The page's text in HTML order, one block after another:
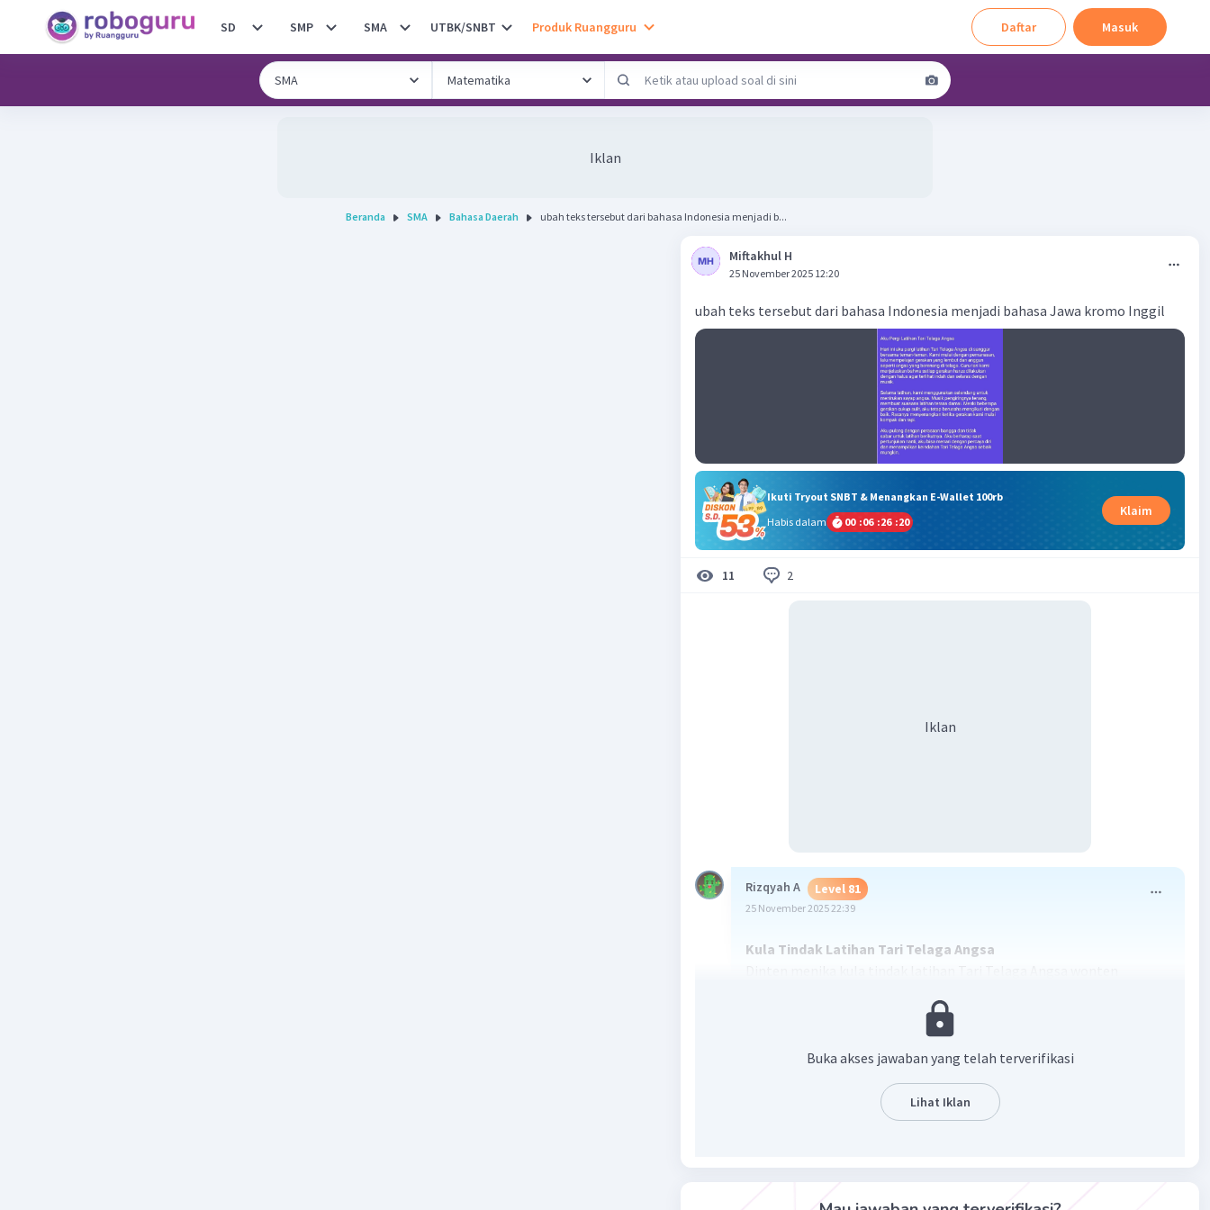
SD SMP SMA UTBK/SNBT Produk Ruangguru Daftar Masuk
Iklan
Beranda SMA Bahasa Daerah ubah teks tersebut dari bahasa Indonesia menjadi b...
Miftakhul H
25 November 2025 12:20
ubah teks tersebut dari bahasa Indonesia menjadi bahasa Jawa kromo Inggil
Ikuti Tryout SNBT & Menangkan E-Wallet 100rb
Habis dalam
00 :06 :26 :19
Klaim
11 2
Iklan
Rizqyah A Level 81
25 November 2025 22:39
Kula Tindak Latihan Tari Telaga Angsa
pemanasan, lajeng sinau gerak-gerak ingkang lemah, alon, saha
endah kados peksi angsa ingkang nglangi wonten telaga. Guru tari
kula njlentrehaken bilih saben gerakan kedah katindakaken kanthi
alus supados katingal éndah saha selaras kaliyan gendhingipun.
Nalika latihan, kula lan para kanca migunakaken selendang kanggé
niruake manuke angsa. Gendhing iringanipun meneng lan ayem,
Buka akses jawaban yang telah terverifikasi
Lihat Iklan